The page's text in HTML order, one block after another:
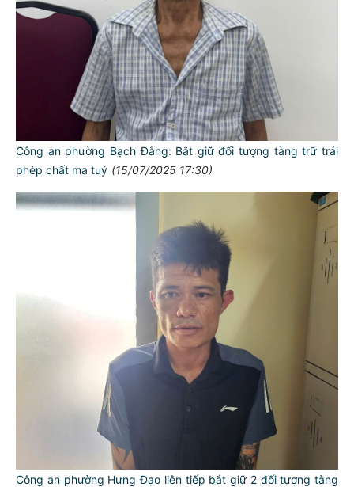
Công an phường Bạch Đằng: Bắt giữ đối tượng tàng trữ trái
phép chất ma tuý (15/07/2025 17:30)
Công an phường Hưng Đạo liên tiếp bắt giữ 2 đối tượng tàng